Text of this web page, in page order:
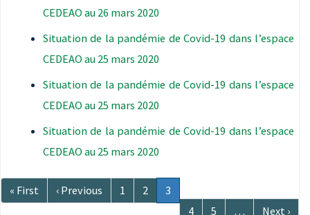
CEDEAO au 26 mars 2020
Situation de la pandémie de Covid-19 dans l’espace
CEDEAO au 25 mars 2020
Situation de la pandémie de Covid-19 dans l’espace
CEDEAO au 25 mars 2020
Situation de la pandémie de Covid-19 dans l’espace
CEDEAO au 25 mars 2020
Pagination
Première
page
« First
Page
précédente
‹ Previous Page
1 Page
2
Page
courante
3
Page
4 Page
5 …
Page
Next ›